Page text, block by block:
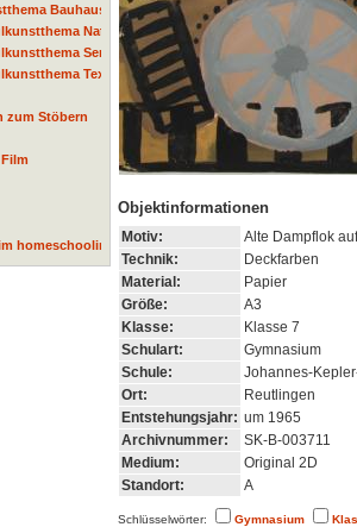
Bauhaus
Natur und Zeit
Serie
Textil
zum Stöbern
homeschooling
Objektinformationen
Motiv:
Alte Dampflok
Technik:
Deckfarben
Material:
Papier
Größe:
A3
Klasse:
Klasse 7
Schulart:
Gymnasium
Schule:
Johannes-
Ort:
Reutlingen
Entstehungsjahr: um 1965
Archivnummer:
SK-B-003711
Medium:
Original 2D
Standort:
A
Schlüsselwörter: Gymnasium